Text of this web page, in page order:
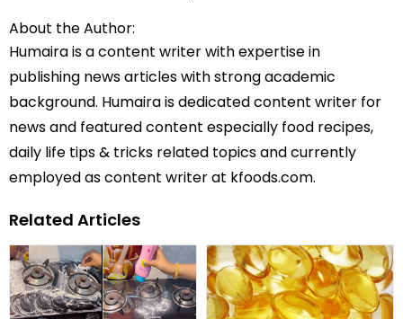
About the Author:
Humaira is a content writer with expertise in
publishing news articles with strong academic
background. Humaira is dedicated content writer for
news and featured content especially food recipes,
daily life tips & tricks related topics and currently
employed as content writer at kfoods.com.
Related Articles